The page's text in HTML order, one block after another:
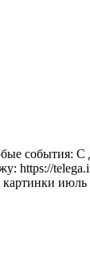
события: С
https://
картинки июль